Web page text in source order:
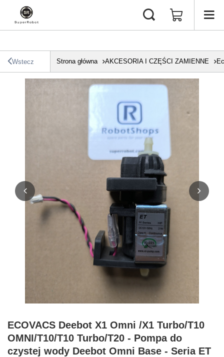
Wstecz Strona główna AKCESORIA I CZĘŚCI ZAMIENNE
ECOVACS Deebot X1 Omni /X1 Turbo/T10
OMNI/T10/T10 Turbo/T20 - Pompa do
czystej wody Deebot Omni Base - Seria ET